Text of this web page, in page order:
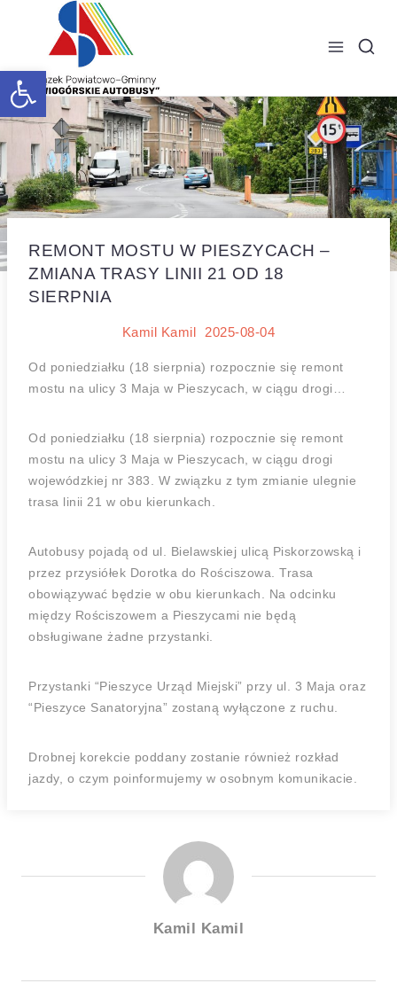
Open toolbar
REMONT MOSTU W PIESZYCACH –
ZMIANA TRASY LINII 21 OD 18
SIERPNIA
Kamil Kamil 2025-08-04
Od poniedziałku (18 sierpnia) rozpocznie się remont
mostu na ulicy 3 Maja w Pieszycach, w ciągu drogi…
Od poniedziałku (18 sierpnia) rozpocznie się remont
mostu na ulicy 3 Maja w Pieszycach, w ciągu drogi
wojewódzkiej nr 383. W związku z tym zmianie ulegnie
trasa linii 21 w obu kierunkach.
Autobusy pojadą od ul. Bielawskiej ulicą Piskorzowską i
przez przysiółek Dorotka do Rościszowa. Trasa
obowiązywać będzie w obu kierunkach. Na odcinku
między Rościszowem a Pieszycami nie będą
obsługiwane żadne przystanki.
Przystanki “Pieszyce Urząd Miejski” przy ul. 3 Maja oraz
“Pieszyce Sanatoryjna” zostaną wyłączone z ruchu.
Drobnej korekcie poddany zostanie również rozkład
jazdy, o czym poinformujemy w osobnym komunikacie.
Kamil Kamil